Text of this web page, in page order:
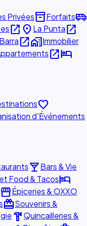
Privéesinventory_2Forfaitsairport_shuttle
open_in_new place La Puntaopen_in_new
open_in_newhome_workImmobilier
open_in_newhotel
favorite
d'Événements
local_barBars & Vie
Food & Tacoshotel
storefrontÉpiceries & OXXO
redeemSouvenirs &
hardwareQuincailleries &